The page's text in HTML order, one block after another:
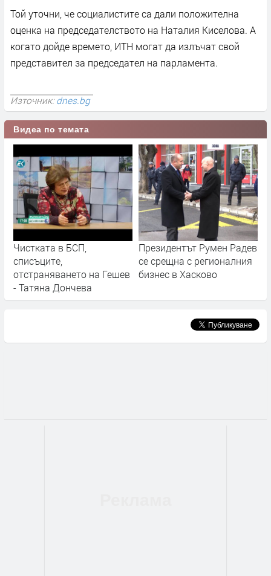
Той уточни, че социалистите са дали положителна
оценка на председателството на Наталия Киселова. А
когато дойде времето, ИТН могат да излъчат свой
представител за председател на парламента.
Източник:dnes.bg
Видеа по темата
Чистката в БСП,
списъците,
отстраняването на Гешев
- Татяна Дончева
Президентът Румен Радев
се срещна с регионалния
бизнес в Хасково